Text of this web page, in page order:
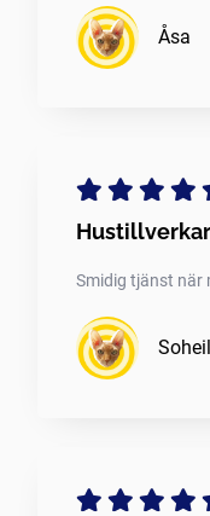
Åsa
Smidig tjänst när